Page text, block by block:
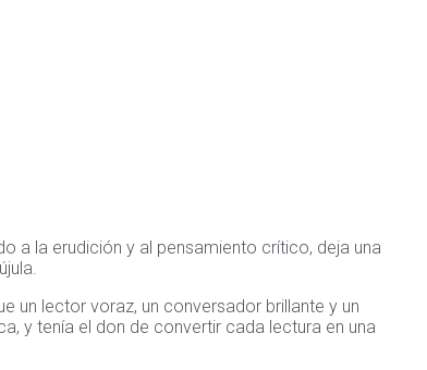
a la erudición y al pensamiento crítico, deja una
un lector voraz, un conversador brillante y un
y tenía el don de convertir cada lectura en una